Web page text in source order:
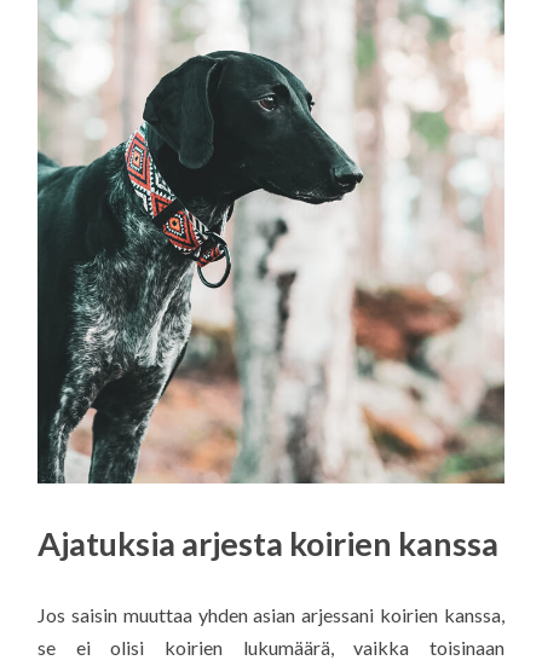
Ajatuksia arjesta koirien kanssa
Jos saisin muuttaa yhden asian arjessani koirien kanssa,
se ei olisi koirien lukumäärä, vaikka toisinaan